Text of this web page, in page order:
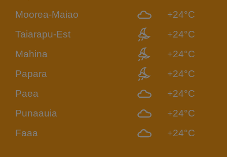
Moorea-Maiao
+24°C
Taiarapu-Est
+24°C
Mahina
+24°C
Papara
+24°C
Paea
+24°C
Punaauia
+24°C
Faaa
+24°C